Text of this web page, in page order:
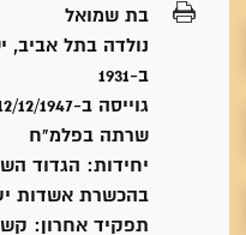
בת שמואל
נולדה בתל אביב,
ב-1931
גוייסה ב-12/1947
שרתה בפלמ"ח
יחידות: הגדוד
בהכשרת אשדות יעקב
תפקיד אחרון: